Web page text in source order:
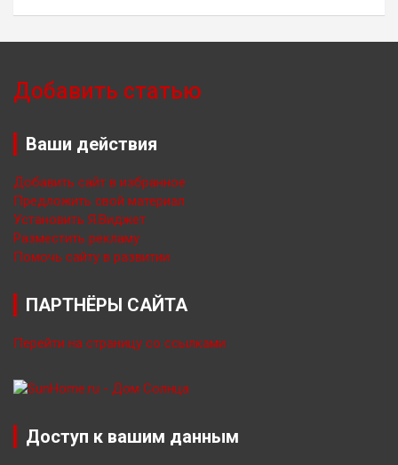
Добавить статью
Ваши действия
Добавить сайт в избранное
Предложить свой материал
Установить Я.Виджет
Разместить рекламу
Помочь сайту в развитии
ПАРТНЁРЫ САЙТА
Перейти на страницу со ссылками
Доступ к вашим данным